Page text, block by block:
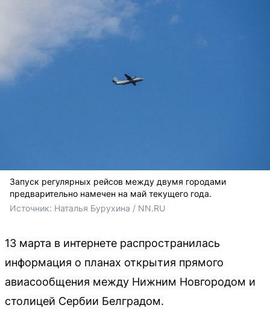
Запуск регулярных рейсов между двумя городами
предварительно намечен на май текущего года.
Источник: Наталья Бурухина / NN.RU
13 марта в интернете распространилась
информация о планах открытия прямого
авиасообщения между Нижним Новгородом и
столицей Сербии Белградом.